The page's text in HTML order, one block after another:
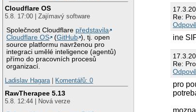
Cloudflare OS
5.8. 17:00 | Zajímavý software
Společnost Cloudflare představila
Cloudflare OS
(GitHub ), tj. open
source platformu navrženou pro
integraci umělé inteligence (agentů)
přímo do pracovních procesů
organizací.
Ladislav Hagara| Komentářů: 0
RawTherapee 5.13
5.8. 12:44 | Nová verze
Re:
ine
Re:
pro